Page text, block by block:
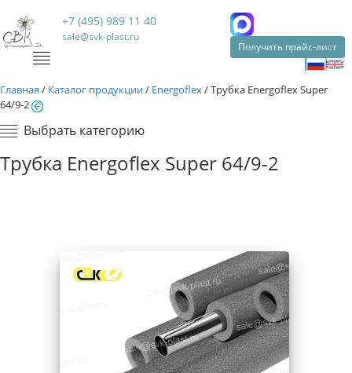
+7 (495) 989 11 40
sale@svk-plast.ru
Получить прайс-лист
Главная / Каталог продукции/ Energoflex/Трубка Energoflex Super
64/9-2
Выбрать категорию
Трубка Energoflex Super 64/9-2